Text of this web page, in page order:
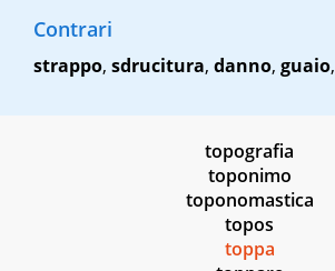
Contrari
strappo, sdrucitura, danno, guaio,
topografia
toponimo
toponomastica
topos
toppa